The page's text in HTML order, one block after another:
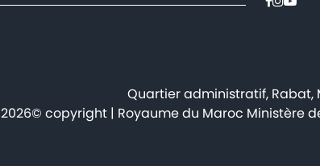
Quartier administratif, Rabat,
2026© copyright | Royaume du Maroc Ministère